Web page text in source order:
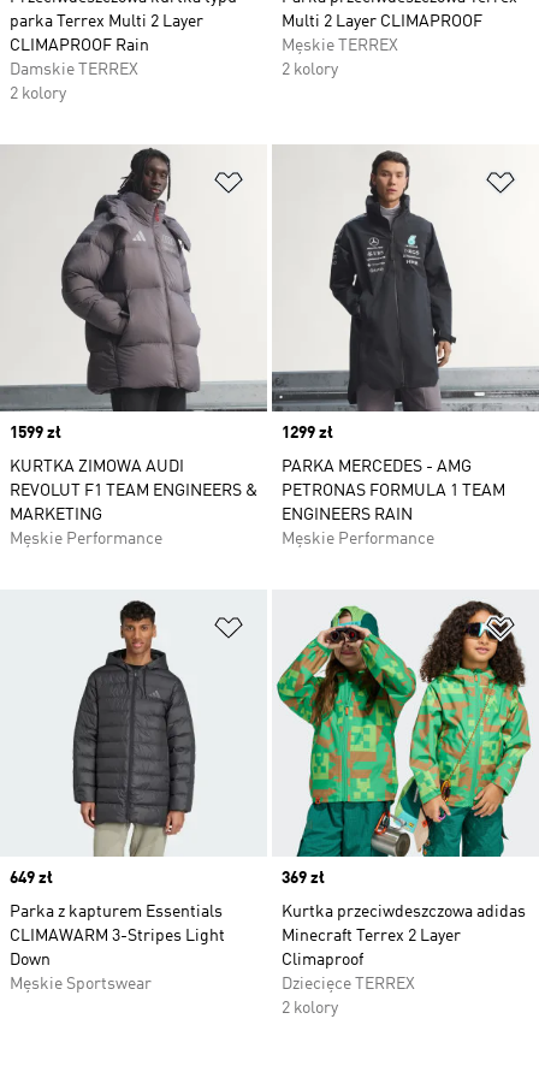
parka Terrex Multi 2 Layer
CLIMAPROOF Rain
Damskie TERREX
2 kolory
Multi 2 Layer CLIMAPROOF
Męskie TERREX
2 kolory
Dodaj do listy życzeń
Price
1599 zł
KURTKA ZIMOWA AUDI
REVOLUT F1 TEAM ENGINEERS &
MARKETING
Męskie Performance
Price
1299 zł
PARKA MERCEDES - AMG
PETRONAS FORMULA 1 TEAM
ENGINEERS RAIN
Męskie Performance
Dodaj do listy życzeń
Price
649 zł
Parka z kapturem Essentials
CLIMAWARM 3-Stripes Light
Down
Męskie Sportswear
Price
369 zł
Kurtka przeciwdeszczowa adidas
Minecraft Terrex 2 Layer
Climaproof
Dziecięce TERREX
2 kolory